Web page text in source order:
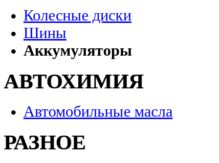
Колесные диски
Шины
Аккумуляторы
АВТОХИМИЯ
Автомобильные масла
РАЗНОЕ